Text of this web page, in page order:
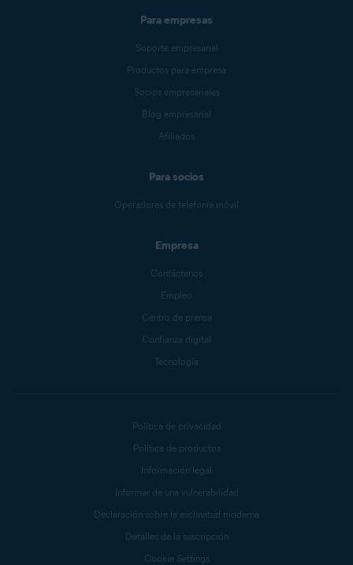
Para empresas
Soporte empresarial
Productos para empresa
Socios empresariales
Blog empresarial
Afiliados
Para socios
Operadores de telefonía móvil
Empresa
Contáctenos
Empleo
Centro de prensa
Confianza digital
Tecnología
Política de privacidad
Política de productos
Información legal
Informar de una vulnerabilidad
Declaración sobre la esclavitud moderna
Detalles de la suscripción
Cookie Settings